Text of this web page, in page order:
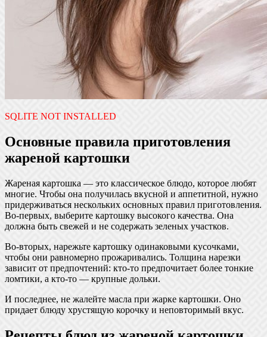
SQLITE NOT INSTALLED
Основные правила приготовления
жареной картошки
Жареная картошка — это классическое блюдо, которое любят
многие. Чтобы она получилась вкусной и аппетитной, нужно
придерживаться нескольких основных правил приготовления.
Во-первых, выберите картошку высокого качества. Она
должна быть свежей и не содержать зеленых участков.
Во-вторых, нарежьте картошку одинаковыми кусочками,
чтобы они равномерно прожаривались. Толщина нарезки
зависит от предпочтений: кто-то предпочитает более тонкие
ломтики, а кто-то — крупные дольки.
И последнее, не жалейте масла при жарке картошки. Оно
придает блюду хрустящую корочку и неповторимый вкус.